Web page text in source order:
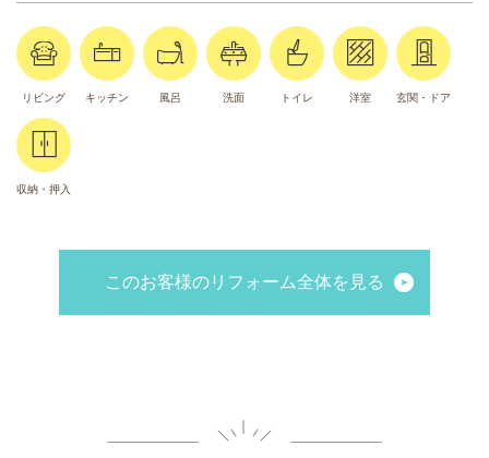
リビング キッチン 風呂 洗面 トイレ 洋室 玄関・ドア
収納・押入
このお客様のリフォーム全体を見る